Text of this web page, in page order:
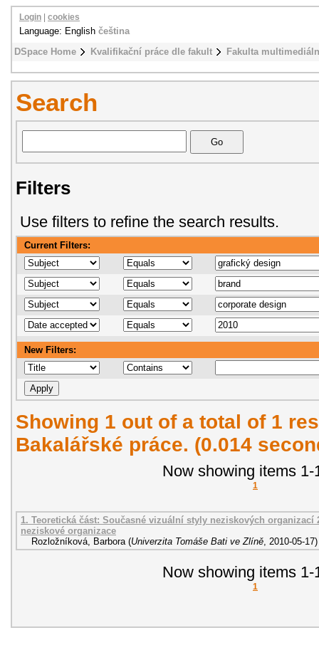
DSpace Home Kvalifikační práce dle fakult Fakulta
Login cookies
Language: English čeština
Search
Filters
Use filters to refine the search results.
Current Filters:
New Filters:
Showing 1 out of a total of 1
Bakalářské práce. (0.014
Now showing items 1-
1
1. Teoretická část: Současné vizuální styly neziskových
neziskové organizace
Rozložníková, Barbora (Univerzita Tomáše Bati ve Zlíně, 2010-05-17)
Now showing items 1-
1